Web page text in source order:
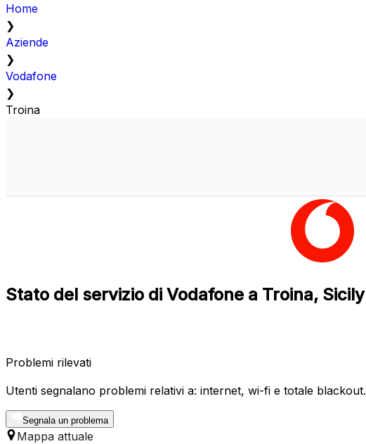
Home
❯
Aziende
❯
Vodafone
❯
Troina
Stato del servizio di Vodafone a Troina, Sicily
Problemi rilevati
Utenti segnalano problemi relativi a: internet, wi-fi e totale blackout.
Segnala un problema
Mappa attuale